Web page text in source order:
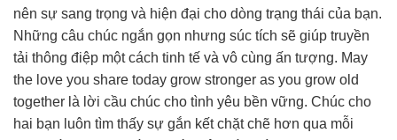
nên sự sang trọng và hiện đại cho dòng trạng thái của bạn.
Những câu chúc ngắn gọn nhưng súc tích sẽ giúp truyền
tải thông điệp một cách tinh tế và vô cùng ấn tượng. May
the love you share today grow stronger as you grow old
together là lời cầu chúc cho tình yêu bền vững. Chúc cho
hai bạn luôn tìm thấy sự gắn kết chặt chẽ hơn qua mỗi